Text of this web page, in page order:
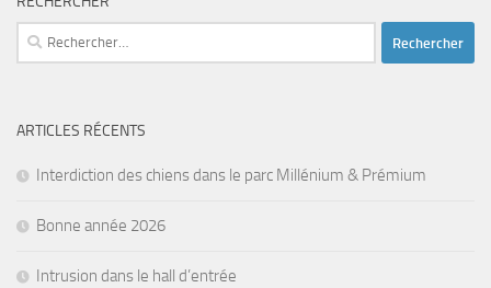
Rechercher :
ARTICLES RÉCENTS
Interdiction des chiens dans le parc Millénium & Prémium
Bonne année 2026
Intrusion dans le hall d’entrée